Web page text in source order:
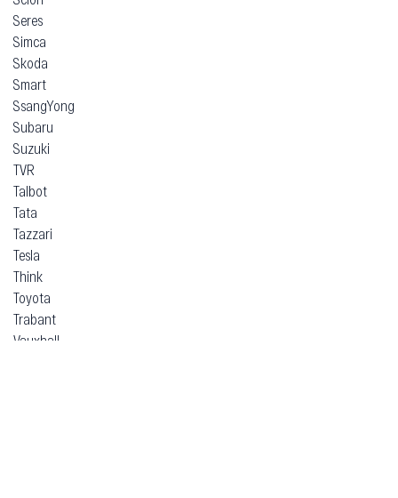
Seres
Simca
Skoda
Smart
SsangYong
Subaru
Suzuki
TVR
Talbot
Tata
Tazzari
Tesla
Think
Toyota
Trabant
Vauxhall